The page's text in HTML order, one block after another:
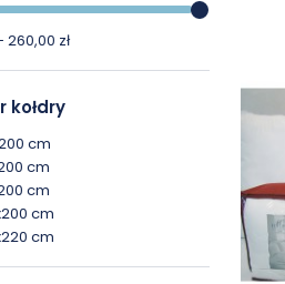
260,00 zł
kołdry
cm
cm
cm
cm
cm